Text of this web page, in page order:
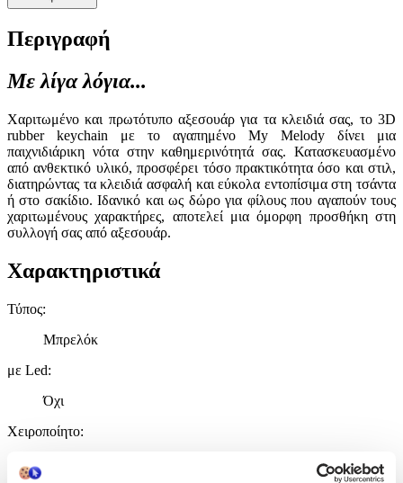
Περιγραφή
Με λίγα λόγια...
Χαριτωμένο και πρωτότυπο αξεσουάρ για τα κλειδιά σας, το 3D
rubber keychain με το αγαπημένο My Melody δίνει μια
παιχνιδιάρικη νότα στην καθημερινότητά σας. Κατασκευασμένο
από ανθεκτικό υλικό, προσφέρει τόσο πρακτικότητα όσο και στιλ,
διατηρώντας τα κλειδιά ασφαλή και εύκολα εντοπίσιμα στη τσάντα
ή στο σακίδιο. Ιδανικό και ως δώρο για φίλους που αγαπούν τους
χαριτωμένους χαρακτήρες, αποτελεί μια όμορφη προσθήκη στη
συλλογή σας από αξεσουάρ.
Χαρακτηριστικά
Τύπος:
Μπρελόκ
με Led:
Όχι
Χειροποίητο: